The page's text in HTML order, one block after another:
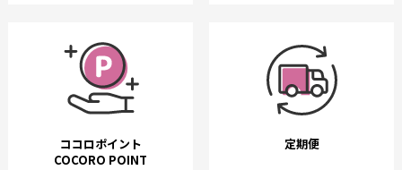
ココロポイント
COCORO POINT
定期便